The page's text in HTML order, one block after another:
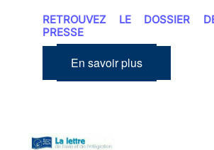
RETROUVEZ LE DOSSIER
PRESSE
En savoir plus